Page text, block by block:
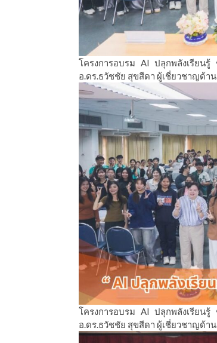
โครงการอบรม AI ปลุกพลังเรียน
อ.ดร.ธวัชชัย สุขสีดา ผู้เชี่ยวชาญด้า
โครงการอบรม AI ปลุกพลังเรียน
อ.ดร.ธวัชชัย สุขสีดา ผู้เชี่ยวชาญด้า